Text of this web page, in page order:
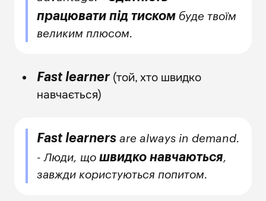
працювати під тиском буде твоїм
великим плюсом.
Fast learner (той, хто швидко
навчається)
Fast learners are always in demand.
- Люди, щошвидко навчаються,
завжди користуються попитом.